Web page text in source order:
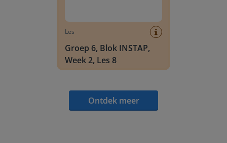
Les
Groep 6, Blok INSTAP,
Week 2, Les 8
Ontdek meer